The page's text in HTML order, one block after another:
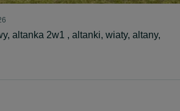
altanka 2w1 , altanki, wiaty, altany,